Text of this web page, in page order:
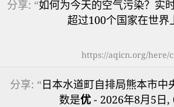
分享: “如何为今天的空气污染？实
超过100个国家在世界
https://aqicn.org/here/
分享: “日本水道町自排局熊本市中
数是优- 2026年8月5日,